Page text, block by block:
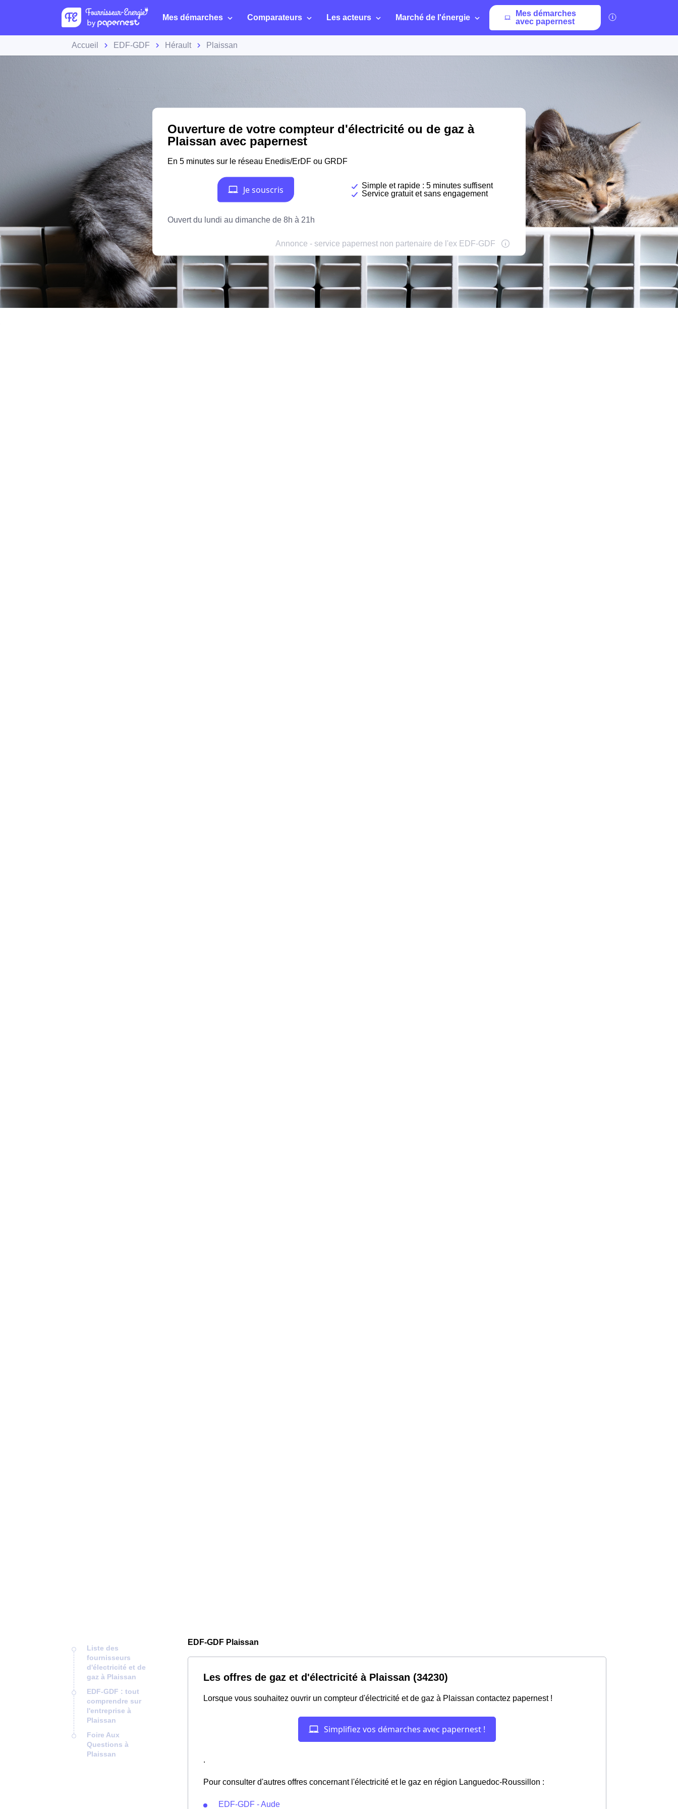
Mes démarches Comparateurs Les acteurs Marché de l'énergie
Mes démarches
avec papernest
Accueil EDF-GDF Hérault Plaissan
Liste des
fournisseurs
d'électricité et de
gaz à Plaissan
EDF-GDF : tout
comprendre sur
l'entreprise à
Plaissan
Foire Aux
Questions à
Plaissan
EDF-GDF Plaissan
Les offres de gaz et d'électricité à Plaissan (34230)
Lorsque vous souhaitez ouvrir un compteur d'électricité et de gaz à Plaissan contactez papernest !
.
Pour consulter d'autres offres concernant l'électricité et le gaz en région Languedoc-Roussillon :
EDF-GDF - Aude